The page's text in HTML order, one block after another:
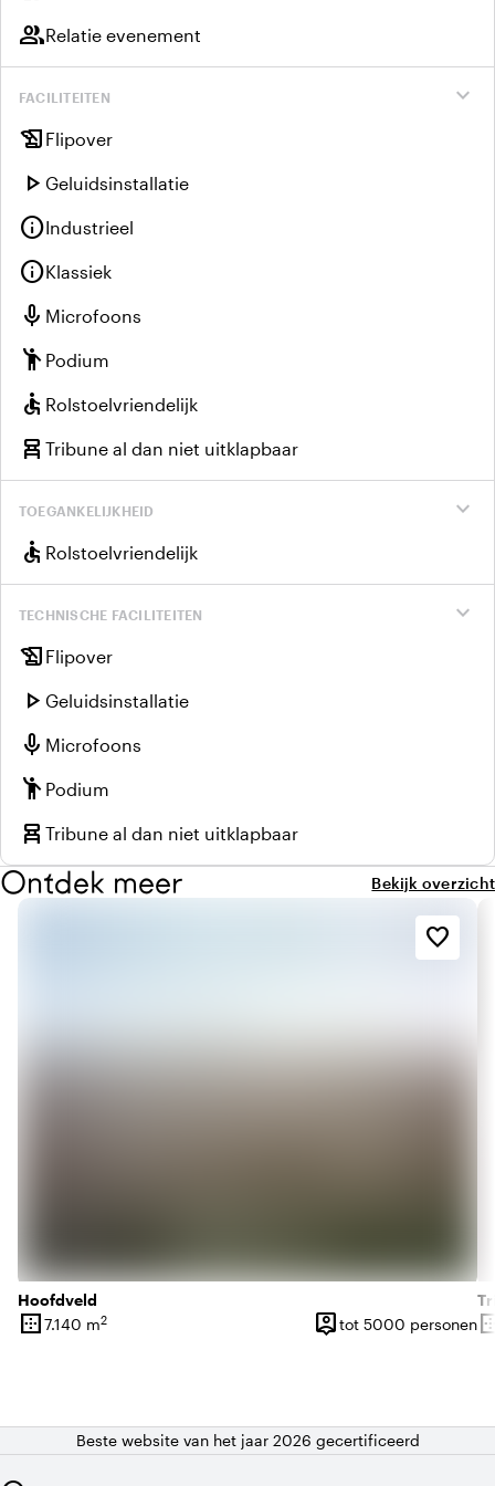
groupRelatie evenement
expand_more
FACILITEITEN
history_edu Flipover
play_arrow Geluidsinstallatie
infoIndustrieel
infoKlassiek
mic Microfoons
emoji_people Podium
accessible Rolstoelvriendelijk
chair_alt Tribune al dan niet uitklapbaar
expand_more
TOEGANKELIJKHEID
accessible Rolstoelvriendelijk
expand_more
TECHNISCHE FACILITEITEN
history_edu Flipover
play_arrow Geluidsinstallatie
mic Microfoons
emoji_people Podium
chair_alt Tribune al dan niet uitklapbaar
Ontdek meer Bekijk overzicht
Hoofdveld
border_outer
Oppervlakte
7.140 m2 person_pin
Capaciteit
tot 5000 personen
favorite_border
Beste website van het jaar 2026 gecertificeerd